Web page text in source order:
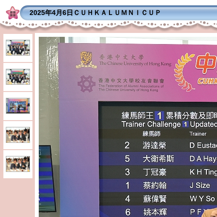
2025年4月6日ＣＵＨＫＡＬＵＭＮＩＣＵＰ